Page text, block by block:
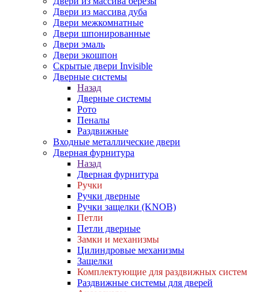
Двери из массива дуба
Двери межкомнатные
Двери шпонированные
Двери эмаль
Двери экошпон
Скрытые двери Invisible
Дверные системы
Назад
Дверные системы
Рото
Пеналы
Раздвижные
Входные металлические двери
Дверная фурнитура
Назад
Дверная фурнитура
Ручки
Ручки дверные
Ручки защелки (KNOB)
Петли
Петли дверные
Замки и механизмы
Цилиндровые механизмы
Защелки
Комплектующие для раздвижных систем
Раздвижные системы для дверей